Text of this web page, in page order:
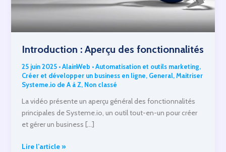
Introduction : Aperçu des fonctionnalités
25 juin 2025 •AlainWeb •Automatisation et outils marketing,
Créer et développer un business en ligne, General,Maitriser
Systeme.io de A à Z, Non classé
La vidéo présente un aperçu général des fonctionnalités
principales de Systeme.io, un outil tout-en-un pour créer
et gérer un business […]
Introduction
Lire l’article »